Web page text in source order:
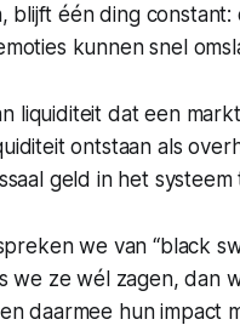
één ding constant:
kunnen snel
liquiditeit dat een
ontstaan als
geld in het systeem
we van “black
we ze wél zagen, dan
daarmee hun impact